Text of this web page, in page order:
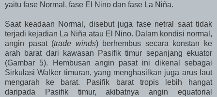
yaitu fase Normal, fase El Nino dan fase La Niña.
Saat keadaan Normal, disebut juga fase netral saat tidak
terjadi kejadian La Niña atau El Nino. Dalam kondisi normal,
angin pasat (trade winds) berhembus secara konstan ke
arah barat dari kawasan Pasifik timur sepanjang ekuator
(Gambar 5). Hembusan angin pasat ini dikenal sebagai
Sirkulasi Walker timuran, yang menghasilkan juga arus laut
mengarah ke barat. Pasifik barat tropis lebih hangat
daripada Pasifik timur, akibatnya angin equatorial